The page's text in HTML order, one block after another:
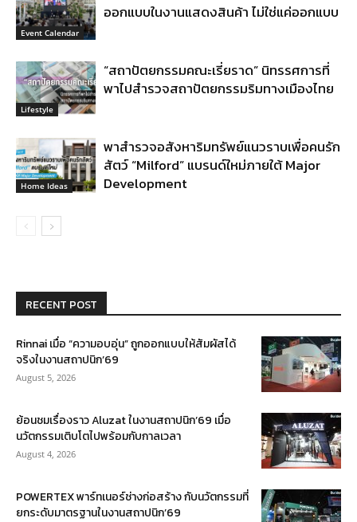
Event Calendar
ออกแบบในงานแสดงสินค้า ไม่ใช่แค่ออกแบบ
Lifestyle
“สถาปัตยกรรมคณะเรี่ยราด” นิทรรศการที่
พาไปสำรวจสถาปัตยกรรมริมทางเมืองไทย
Home Ideas
พาสำรวจอสังหาริมทรัพย์แนวราบเพื่อคนรัก
สัตว์ “Milford” แบรนด์ใหม่ภายใต้ Major
Development
RECENT POST
Rinnai เมื่อ “ความอบอุ่น” ถูกออกแบบให้สัมผัสได้
จริงในงานสถาปนิก’69
August 5, 2026
ย้อนชมเรื่องราว Aluzat ในงานสถาปนิก’69 เมื่อ
นวัตกรรมเติบโตไปพร้อมกับกาลเวลา
August 4, 2026
POWERTEX พาร์ทเนอร์ช่างก่อสร้าง กับนวัตกรรมที่
ยกระดับมาตรฐานในงานสถาปนิก’69